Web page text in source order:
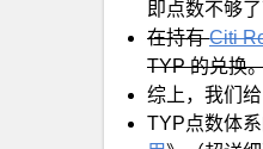
即点数不够
在持有Citi
TYP 的兑换
综上，我们
TYP点数体